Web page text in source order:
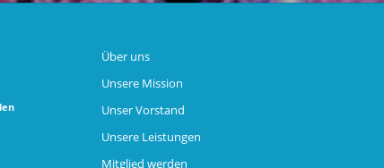
Über uns
Unsere Mission
Unser Vorstand
Unsere Leistungen
Mitglied werden